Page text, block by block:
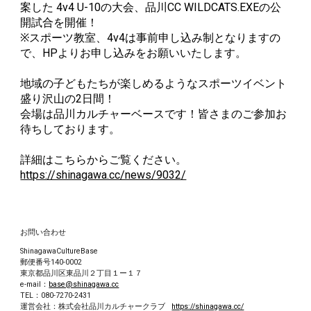
案した 4v4 U-10の大会、品川CC WILDCATS.EXEの公
開試合を開催！
※スポーツ教室、4v4は事前申し込み制となりますの
で、HPよりお申し込みをお願いいたします。
地域の子どもたちが楽しめるようなスポーツイベント
盛り沢山の2日間！
会場は品川カルチャーベースです！皆さまのご参加お
待ちしております。
詳細はこちらからご覧ください。
https://shinagawa.cc/news/9032/
お問い合わせ
ShinagawaCultureBase
郵便番号140-0002
東京都品川区東品川２丁目１ー１７
e-mail： base@shinagawa.cc
TEL：080-7270-2431
運営会社：株式会社品川カルチャークラブ https://shinagawa.cc/